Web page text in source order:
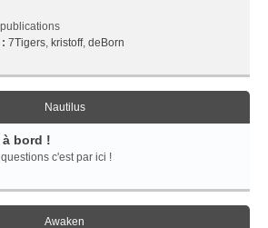
7Tigers, kristoff, deBorn
Nautilus
bord !
c'est par ici !
Awaken